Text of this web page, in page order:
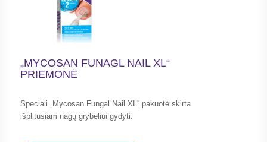
„MYCOSAN FUNAGL NAIL XL“
PRIEMONĖ
Speciali „Mycosan Fungal Nail XL“ pakuotė skirta
išplitusiam nagų grybeliui gydyti.